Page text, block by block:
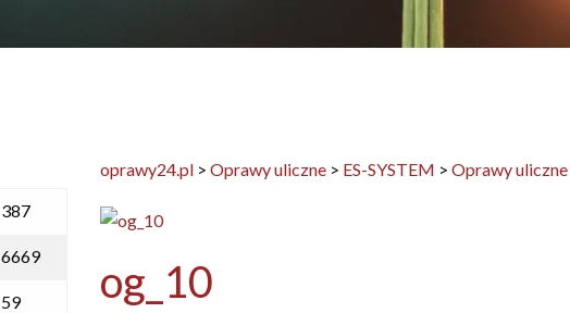
oprawy24.pl > Oprawy uliczne > ES-SYSTEM > Oprawy uliczne
og_10
387
6669
59